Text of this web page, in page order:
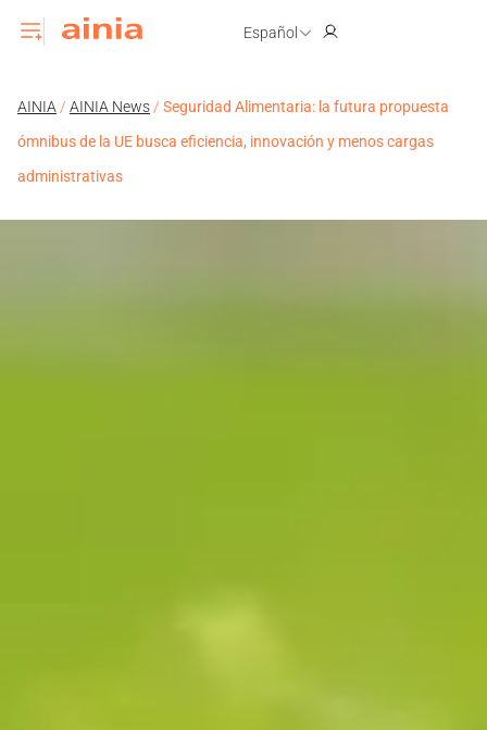
Español
AINIA / AINIA News / Seguridad Alimentaria: la futura propuesta
ómnibus de la UE busca eficiencia, innovación y menos cargas
administrativas